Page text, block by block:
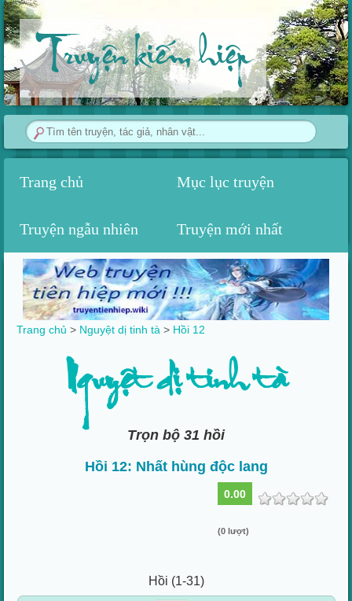
Truyện kiếm hiệp
Trang chủ Mục lục truyện
Truyện ngẫu nhiên Truyện mới nhất
Trang chủ > Nguyệt dị tinh tà > Hồi 12
Nguyệt dị tinh tà
Trọn bộ 31 hồi
Hồi 12: Nhất hùng độc lang
0.00
(0 lượt)
Hồi (1-31)